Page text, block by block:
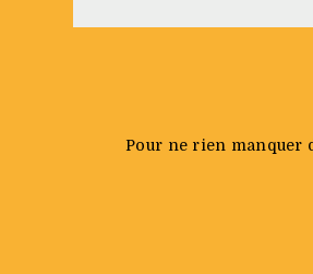
Pour ne rien manquer